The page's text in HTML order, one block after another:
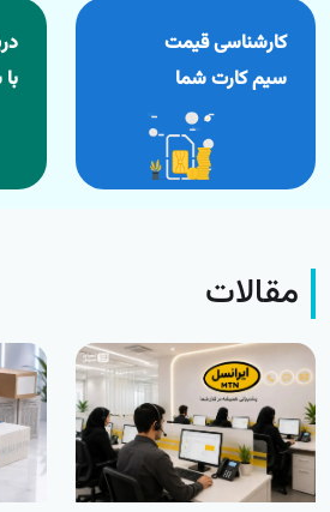
کارشناسی قیمت
سیم کارت شما
با
مقالات